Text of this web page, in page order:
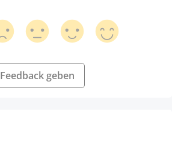
Feedback geben